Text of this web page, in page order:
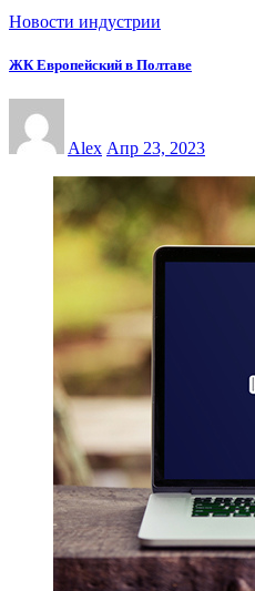
Новости индустрии
ЖК Европейский в Полтаве
Alex Апр 23, 2023